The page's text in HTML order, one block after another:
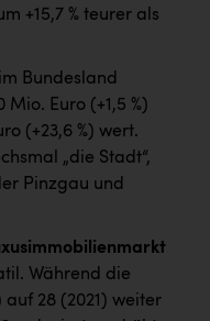
+15,7 % teurer als
im Bundesland
Euro (+1,5 %)
(+23,6 %) wert.
„die Stadt“,
Pinzgau und
Während die
28 (2021) weiter